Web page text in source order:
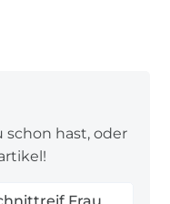
FRAU SANJA in
schon hast, oder